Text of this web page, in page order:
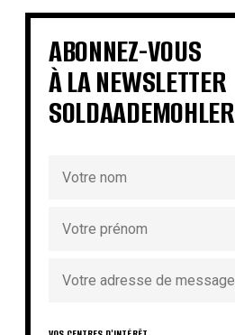
ABONNEZ-VOUS
À LA NEWSLETTER
SOLDAADEMOHLER